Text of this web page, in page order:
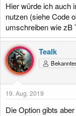
Hier würde ich auch
nutzen (siehe Code
umschreiben wie zB
Tealk
19. Aug. 2019
Die Option gibts